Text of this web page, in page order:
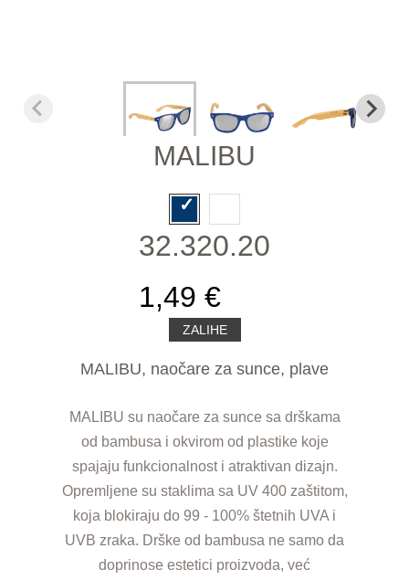
MALIBU
32.320.20
1,49 €
ZALIHE
MALIBU, naočare za sunce, plave
MALIBU su naočare za sunce sa drškama
od bambusa i okvirom od plastike koje
spajaju funkcionalnost i atraktivan dizajn.
Opremljene su staklima sa UV 400 zaštitom,
koja blokiraju do 99 - 100% štetnih UVA i
UVB zraka. Drške od bambusa ne samo da
doprinose estetici proizvoda, već